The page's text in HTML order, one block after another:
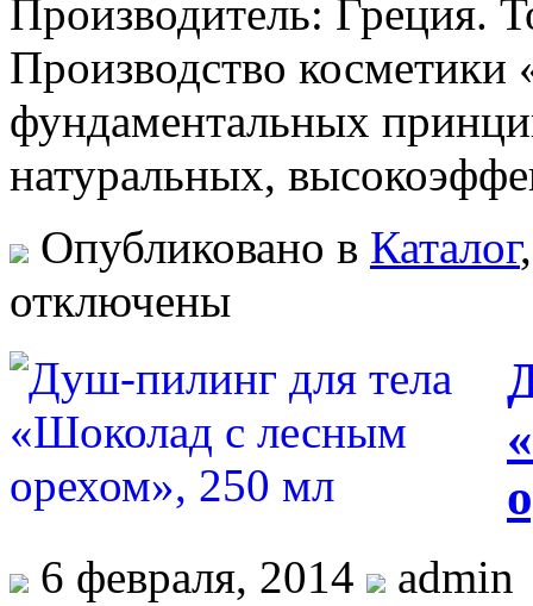
Производитель: Греция.
Производство косметики
фундаментальных
натуральных,
Опубликовано в Каталог
отключены
6 февраля, 2014
admin